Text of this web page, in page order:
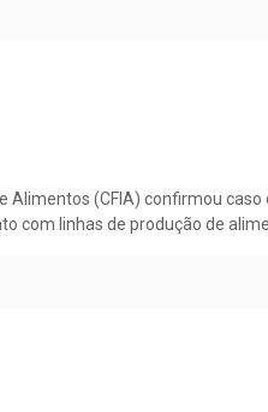
(CFIA) confirmou
com linhas de produção de